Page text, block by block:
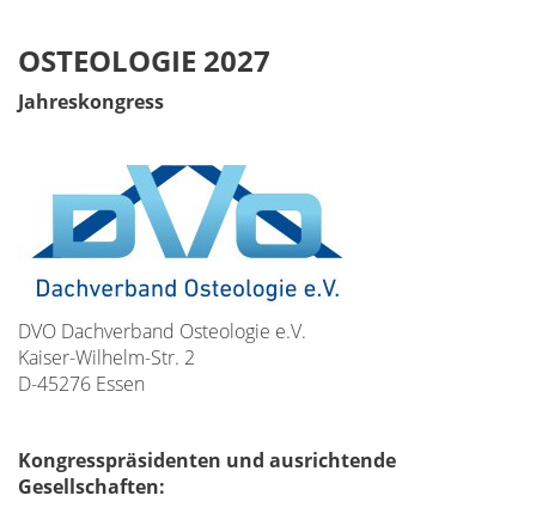
OSTEOLOGIE 2027
Jahreskongress
DVO Dachverband Osteologie e.V.
Kaiser-Wilhelm-Str. 2
D-45276 Essen
Kongresspräsidenten und ausrichtende
Gesellschaften: